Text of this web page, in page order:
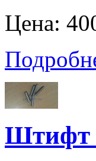
Цена:
Штифт